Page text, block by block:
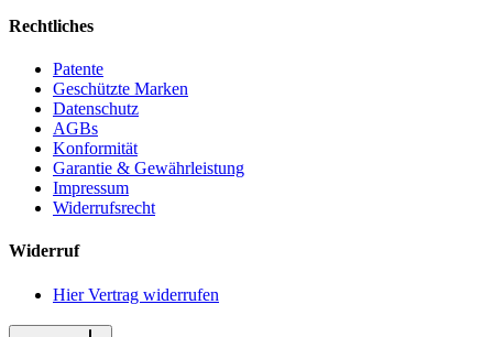
Rechtliches
Patente
Geschützte Marken
Datenschutz
AGBs
Konformität
Garantie & Gewährleistung
Impressum
Widerrufsrecht
Widerruf
Hier Vertrag widerrufen